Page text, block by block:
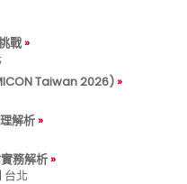
戰
Taiwan 2026)
解析
務解析
北